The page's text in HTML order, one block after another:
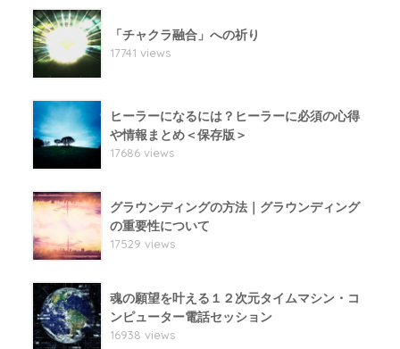
「チャクラ融合」への祈り
17741 views
ヒーラーになるには？ヒーラーに必須の心得
や情報まとめ＜保存版＞
17686 views
グラウンディングの方法｜グラウンディング
の重要性について
17529 views
魂の願望を叶える１２次元タイムマシン・コ
ンピューター電話セッション
16938 views